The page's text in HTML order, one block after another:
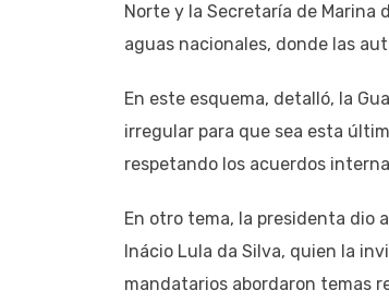
Norte y la Secretaría de Marina
aguas nacionales, donde las
En este esquema, detalló, la
irregular para que sea esta
respetando los acuerdos
En otro tema, la presidenta dio
Inácio Lula da Silva, quien la
mandatarios abordaron temas